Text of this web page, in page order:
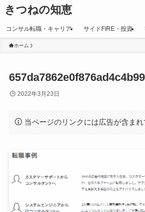
きつねの知恵
コンサル転職・キャリア サイドFIRE・投資
ホーム
2022年3月23日
当ページのリンクには広告が含まれ